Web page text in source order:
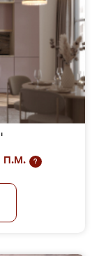
п.м.
?